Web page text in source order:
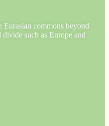
Eurasian commons beyond
such as Europe and